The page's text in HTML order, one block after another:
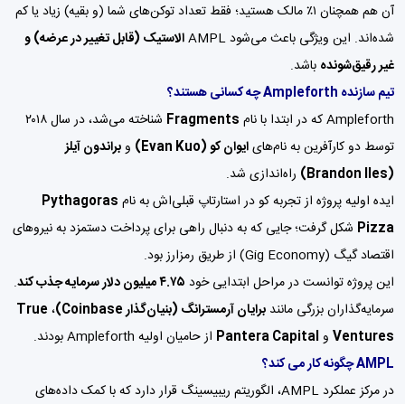
آن هم همچنان ۱٪ مالک هستید؛ فقط تعداد توکن‌های شما (و بقیه) زیاد یا کم
شده‌اند. این ویژگی باعث می‌شود AMPL
الاستیک (قابل تغییر در عرضه) و
غیر رقیق‌شونده باشد.
تیم سازنده Ampleforth چه کسانی هستند؟
Ampleforth که در ابتدا با نام
Fragments
شناخته می‌شد، در سال ۲۰۱۸
توسط دو کارآفرین به نام‌هایایوان کو (Evan Kuo) وبراندون آیلز
(Brandon Iles)
راه‌اندازی شد.
ایده اولیه پروژه از تجربه کو در استارتاپ قبلی‌اش به نام Pythagoras
Pizza شکل گرفت؛ جایی که به دنبال راهی برای پرداخت دستمزد به نیروهای
اقتصاد گیگ (Gig Economy) از طریق رمزارز بود.
این پروژه توانست در مراحل ابتدایی خود ۴.۷۵ میلیون دلار سرمایه جذب کند
.
سرمایه‌گذاران بزرگی مانند برایان آرمسترانگ (بنیان‌گذار Coinbase) ، True
Ventures وPantera Capital از حامیان اولیه Ampleforth بودند.
AMPL چگونه کار می کند؟
در مرکز عملکرد AMPL، الگوریتم ریبیسینگ قرار دارد که با کمک داده‌های